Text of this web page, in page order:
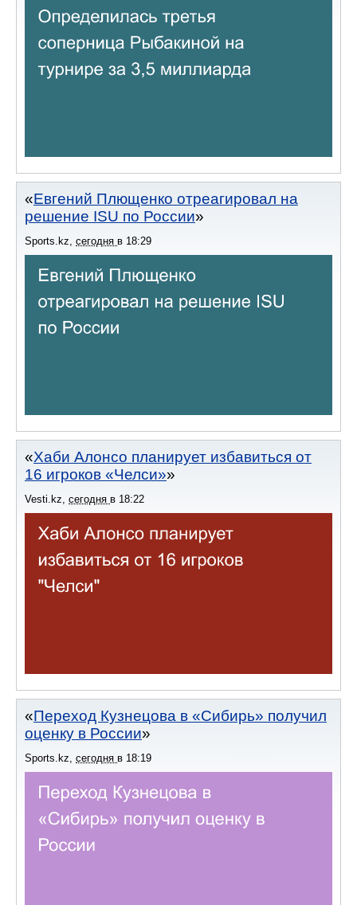
Евгений Плющенко отреагировал на
решение ISU по России
Sports.kz сегодня в 18:29
Хаби Алонсо планирует избавиться от
16 игроков «Челси»
Vesti.kz, сегодня в 18:22
Переход Кузнецова в «Сибирь» получил
оценку в России
Sports.kz, сегодня в 18:19